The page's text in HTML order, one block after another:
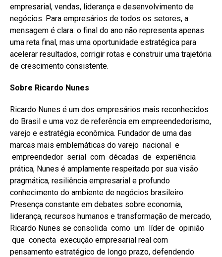
empresarial, vendas, liderança e desenvolvimento de
negócios. Para empresários de todos os setores, a
mensagem é clara: o final do ano não representa apenas
uma reta final, mas uma oportunidade estratégica para
acelerar resultados, corrigir rotas e construir uma trajetória
de crescimento consistente.
Sobre Ricardo Nunes
Ricardo Nunes é um dos empresários mais reconhecidos
do Brasil e uma voz de referência em empreendedorismo,
varejo e estratégia econômica. Fundador de uma das
marcas mais emblemáticas do varejo nacional e
empreendedor serial com décadas de experiência
prática, Nunes é amplamente respeitado por sua visão
pragmática, resiliência empresarial e profundo
conhecimento do ambiente de negócios brasileiro.
Presença constante em debates sobre economia,
liderança, recursos humanos e transformação de mercado,
Ricardo Nunes se consolida como um líder de opinião
que conecta execução empresarial real com
pensamento estratégico de longo prazo, defendendo